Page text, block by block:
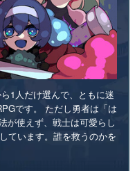
1人だけ選んで、ともに迷
です。 ただし勇者は「は
が使えず、戦士は可愛らし
ています。誰を救うのかを